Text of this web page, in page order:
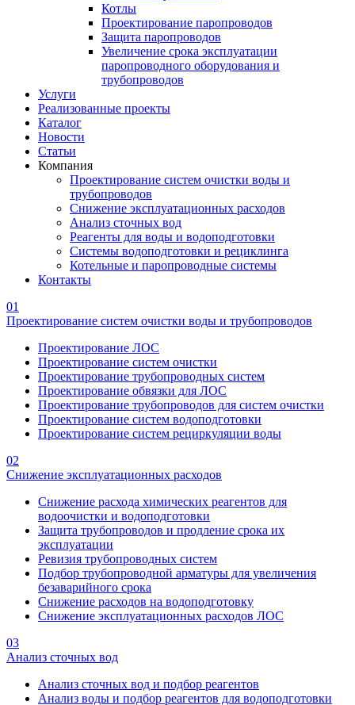
Котлы
Проектирование паропроводов
Защита паропроводов
Увеличение срока эксплуатации
паропроводного оборудования и
трубопроводов
Услуги
Реализованные проекты
Каталог
Новости
Статьи
Компания
Проектирование систем очистки воды и
трубопроводов
Снижение эксплуатационных расходов
Анализ сточных вод
Реагенты для воды и водоподготовки
Системы водоподготовки и рециклинга
Котельные и паропроводные системы
Контакты
01
Проектирование систем очистки воды и трубопроводов
Проектирование ЛОС
Проектирование систем очистки
Проектирование трубопроводных систем
Проектирование обвязки для ЛОС
Проектирование трубопроводов для систем очистки
Проектирование систем водоподготовки
Проектирование систем рециркуляции воды
02
Снижение эксплуатационных расходов
Снижение расхода химических реагентов для
водоочистки и водоподготовки
Защита трубопроводов и продление срока их
эксплуатации
Ревизия трубопроводных систем
Подбор трубопроводной арматуры для увеличения
безаварийного срока
Снижение расходов на водоподготовку
Снижение эксплуатационных расходов ЛОС
03
Анализ сточных вод
Анализ сточных вод и подбор реагентов
Анализ воды и подбор реагентов для водоподготовки